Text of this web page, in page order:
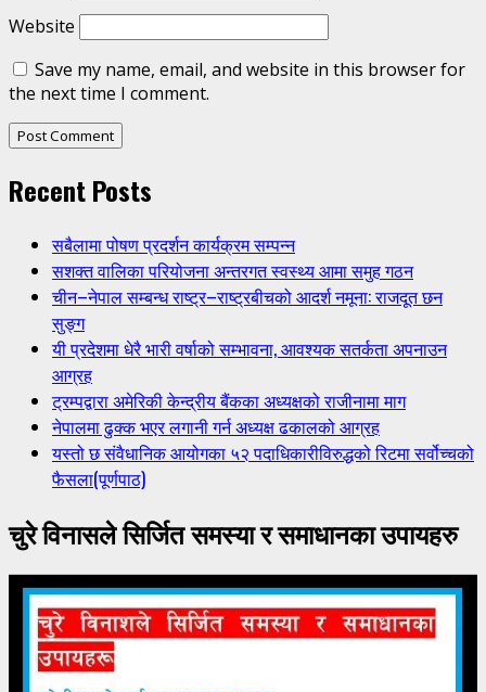
Website
Save my name, email, and website in this browser for
the next time I comment.
Recent Posts
सबैलामा पोषण प्रदर्शन कार्यक्रम सम्पन्न
सशक्त वालिका परियोजना अन्तरगत स्वस्थ्य आमा समुह गठन
चीन–नेपाल सम्बन्ध राष्ट्र–राष्ट्रबीचको आदर्श नमूना: राजदूत छन
सुङ्ग
यी प्रदेशमा धेरै भारी वर्षाको सम्भावना, आवश्यक सतर्कता अपनाउन
आग्रह
ट्रम्पद्वारा अमेरिकी केन्द्रीय बैंकका अध्यक्षको राजीनामा माग
नेपालमा ढुक्क भएर लगानी गर्न अध्यक्ष ढकालको आग्रह
यस्तो छ संवैधानिक आयोगका ५२ पदाधिकारीविरुद्धको रिटमा सर्वोच्चको
फैसला(पूर्णपाठ)
चुरे विनासले सिर्जित समस्या र समाधानका उपायहरु